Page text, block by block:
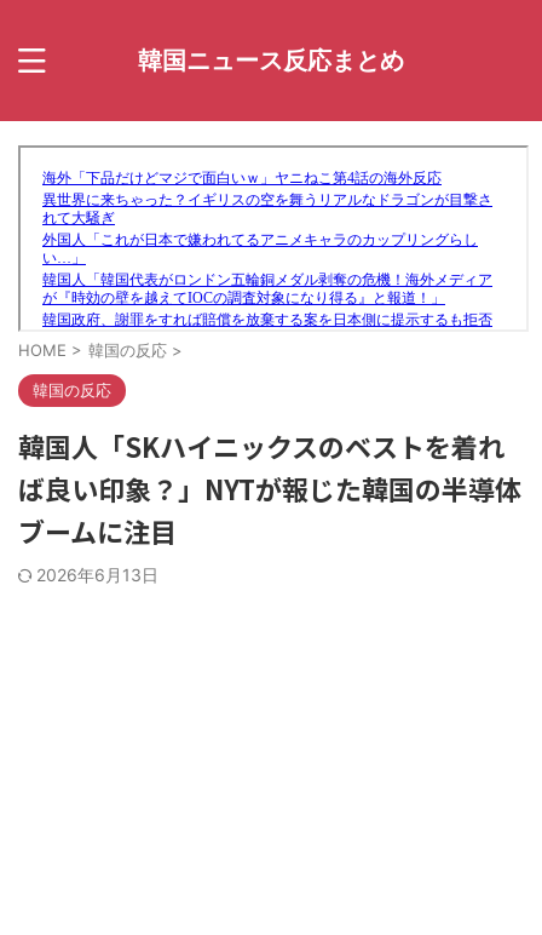
韓国ニュース反応まとめ
HOME > 韓国の反応 >
韓国の反応
韓国人「SKハイニックスのベストを着れ
ば良い印象？」NYTが報じた韓国の半導体
ブームに注目
2026年6月13日